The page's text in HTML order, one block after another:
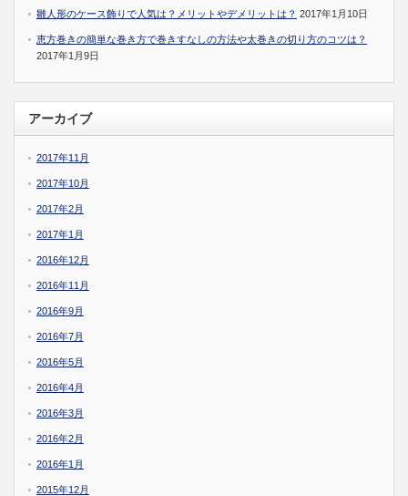
雛人形のケース飾りで人気は？メリットやデメリットは？ 2017年1月10日
恵方巻きの簡単な巻き方で巻きすなしの方法や太巻きの切り方のコツは？
2017年1月9日
アーカイブ
2017年11月
2017年10月
2017年2月
2017年1月
2016年12月
2016年11月
2016年9月
2016年7月
2016年5月
2016年4月
2016年3月
2016年2月
2016年1月
2015年12月